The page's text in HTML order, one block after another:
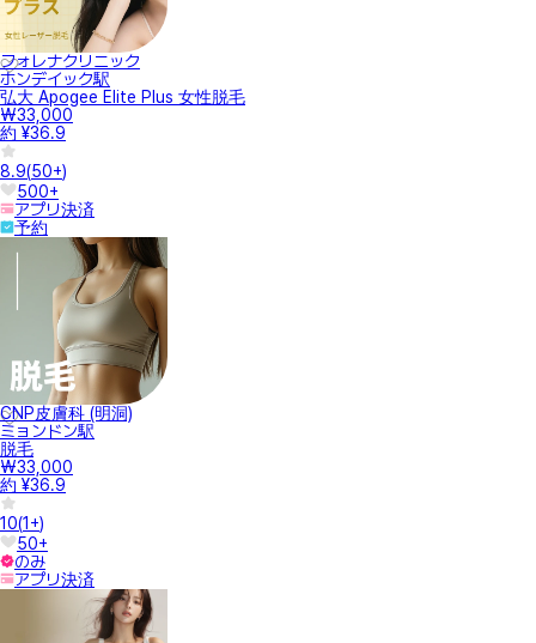
フォレナクリニック
ホンデイック駅
弘大 Apogee Elite Plus 女性脱毛
₩33,000
約 ¥36.9
8.9(50+)
500+
アプリ決済
予約
CNP皮膚科 (明洞)
ミョンドン駅
脱毛
₩33,000
約 ¥36.9
10(1+)
50+
のみ
アプリ決済